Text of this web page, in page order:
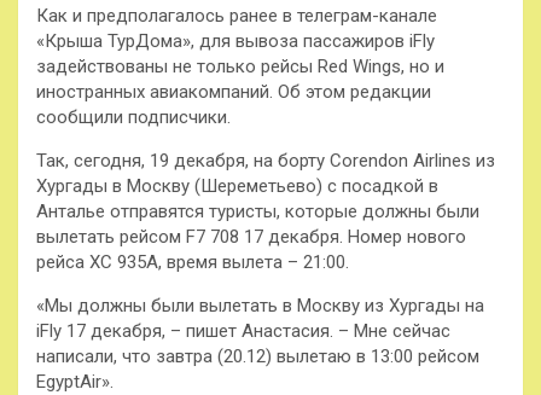
Как и предполагалось ранее в телеграм-канале
«Крыша ТурДома», для вывоза пассажиров iFly
задействованы не только рейсы Red Wings, но и
иностранных авиакомпаний. Об этом редакции
сообщили подписчики.
Так, сегодня, 19 декабря, на борту Corendon Airlines из
Хургады в Москву (Шереметьево) с посадкой в
Анталье отправятся туристы, которые должны были
вылетать рейсом F7 708 17 декабря. Номер нового
рейса ХС 935А, время вылета – 21:00.
«Мы должны были вылетать в Москву из Хургады на
iFly 17 декабря, – пишет Анастасия. – Мне сейчас
написали, что завтра (20.12) вылетаю в 13:00 рейсом
EgyptAir».